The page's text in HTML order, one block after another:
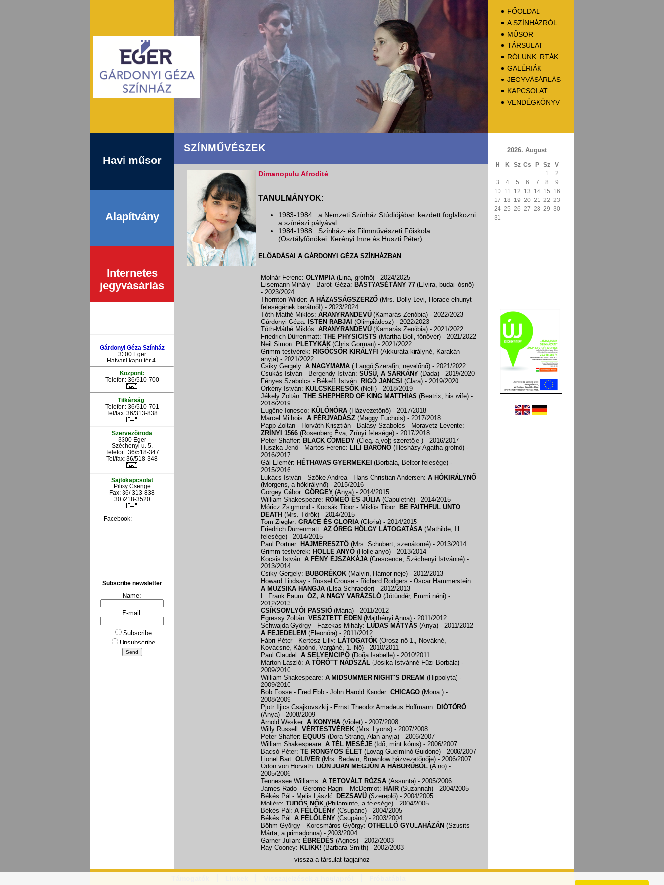
FŐOLDAL
A SZÍNHÁZRÓL
MŰSOR
TÁRSULAT
RÓLUNK ÍRTÁK
GALÉRIÁK
JEGYVÁSÁRLÁS
KAPCSOLAT
VENDÉGKÖNYV
Havi műsor
Alapítvány
Internetes
jegyvásárlás
Gárdonyi Géza Színház
3300 Eger
Hatvani kapu tér 4.
Központ:
Telefon: 36/510-700
Titkárság:
Telefon: 36/510-701
Tel/fax: 36/313-838
Szervezőiroda
3300 Eger
Széchenyi u. 5.
Telefon: 36/518-347
Tel/fax: 36/518-348
Sajtókapcsolat
Pilisy Csenge
Fax: 36/ 313-838
30 /218-3520
Facebook:
Subscribe newsletter
Name:
E-mail:
Subscribe
Unsubscribe
SZÍNMŰVÉSZEK
Dimanopulu Afrodité
TANULMÁNYOK:
1983-1984 a Nemzeti Színház Stúdiójában kezdett foglalkozni
a színészi pályával
1984-1988 Színház- és Filmművészeti Főiskola
(Osztályfőnökei: Kerényi Imre és Huszti Péter)
ELŐADÁSAI A GÁRDONYI GÉZA SZÍNHÁZBAN
Molnár Ferenc: OLYMPIA (Lina, grófnő) - 2024/2025
Eisemann Mihály - Baróti Géza: BÁSTYASÉTÁNY 77 (Elvira, budai jósnő)
- 2023/2024
Thornton Wilder: A HÁZASSÁGSZERZŐ (Mrs. Dolly Levi, Horace elhunyt
feleségének barátnőI) - 2023/2024
Tóth-Máthé Miklós: ARANYRANDEVÚ (Kamarás Zenóbia) - 2022/2023
Gárdonyi Géza: ISTEN RABJAI (Olimpiádesz) - 2022/2023
Tóth-Máthé Miklós: ARANYRANDEVÚ (Kamarás Zenóbia) - 2021/2022
Friedrich Dürrenmatt: THE PHYSICISTS (Martha Boll, főnővér) - 2021/2022
Neil Simon: PLETYKÁK (Chris Gorman) - 2021/2022
Grimm testvérek: RIGÓCSŐR KIRÁLYFI (Akkuráta királyné, Karakán
anyja) - 2021/2022
Csiky Gergely: A NAGYMAMA ( Langó Szerafin, nevelőnő) - 2021/2022
Csukás István - Bergendy István: SÜSÜ, A SÁRKÁNY (Dada) - 2019/2020
Fényes Szabolcs - Békeffi István: RIGÓ JANCSI (Clara) - 2019/2020
Örkény István: KULCSKERESŐK (Nelli) - 2018/2019
Jékely Zoltán: THE SHEPHERD OF KING MATTHIAS (Beatrix, his wife) -
2018/2019
Eugčne Ionesco: KÜLÖNÓRA (Házvezetőnő) - 2017/2018
Marcel Mithois: A FÉRJVADÁSZ (Maggy Fuchois) - 2017/2018
Papp Zoltán - Horváth Krisztián - Balásy Szabolcs - Moravetz Levente:
ZRÍNYI 1566 (Rosenberg Éva, Zrínyi felesége) - 2017/2018
Peter Shaffer: BLACK COMEDY (Clea, a volt szeretője ) - 2016/2017
Huszka Jenő - Martos Ferenc: LILI BÁRÓNŐ (Illésházy Agatha grófnő) -
2016/2017
Gál Elemér: HÉTHAVAS GYERMEKEI (Borbála, Bélbor felesége) -
2015/2016
Lukács István - Szőke Andrea - Hans Christian Andersen: A HÓKIRÁLYNŐ
(Morgens, a hókirálynő) - 2015/2016
Görgey Gábor: GÖRGEY (Anya) - 2014/2015
William Shakespeare: RÓMEÓ ÉS JÚLIA (Capuletné) - 2014/2015
Móricz Zsigmond - Kocsák Tibor - Miklós Tibor: BE FAITHFUL UNTO
DEATH (Mrs. Török) - 2014/2015
Tom Ziegler: GRACE ÉS GLORIA (Gloria) - 2014/2015
Friedrich Dürrenmatt: AZ ÖREG HÖLGY LÁTOGATÁSA (Mathilde, Ill
felesége) - 2014/2015
Paul Portner: HAJMERESZTŐ (Mrs. Schubert, szenátorné) - 2013/2014
Grimm testvérek: HOLLE ANYÓ (Holle anyó) - 2013/2014
Kocsis István: A FÉNY ÉJSZAKÁJA (Crescence, Széchenyi Istvánné) -
2013/2014
Csiky Gergely: BUBORÉKOK (Malvin, Hámor neje) - 2012/2013
Howard Lindsay - Russel Crouse - Richard Rodgers - Oscar Hammerstein:
A MUZSIKA HANGJA (Elsa Schraeder) - 2012/2013
L. Frank Baum: ÓZ, A NAGY VARÁZSLÓ (Jótündér, Emmi néni) -
2012/2013
CSÍKSOMLYÓI PASSIÓ (Mária) - 2011/2012
Egressy Zoltán: VESZTETT ÉDEN (Majthényi Anna) - 2011/2012
Schwajda György - Fazekas Mihály: LUDAS MÁTYÁS (Anya) - 2011/2012
A FEJEDELEM (Eleonóra) - 2011/2012
Fábri Péter - Kertész Lilly: LÁTOGATÓK (Orosz nő 1., Novákné,
Kovácsné, Kápónő, Vargáné, 1. Nő) - 2010/2011
Paul Claudel: A SELYEMCIPŐ (Doña Isabelle) - 2010/2011
Márton László: A TÖRÖTT NÁDSZÁL (Jósika Istvánné Füzi Borbála) -
2009/2010
William Shakespeare: A MIDSUMMER NIGHT'S DREAM (Hippolyta) -
2009/2010
Bob Fosse - Fred Ebb - John Harold Kander: CHICAGO (Mona ) -
2008/2009
Pjotr Iljics Csajkovszkij - Ernst Theodor Amadeus Hoffmann: DIÓTÖRŐ
(Anya) - 2008/2009
Arnold Wesker: A KONYHA (Violet) - 2007/2008
Willy Russell: VÉRTESTVÉREK (Mrs. Lyons) - 2007/2008
Peter Shaffer: EQUUS (Dora Strang, Alan anyja) - 2006/2007
William Shakespeare: A TÉL MESÉJE (Idő, mint kórus) - 2006/2007
Bacsó Péter: TE RONGYOS ÉLET (Lovag Guelmínó Guidóné) - 2006/2007
Lionel Bart: OLIVER (Mrs. Bedwin, Brownlow házvezetőnője) - 2006/2007
Ödön von Horváth: DON JUAN MEGJÖN A HÁBORÚBÓL (A nő) -
2005/2006
Tennessee Williams: A TETOVÁLT RÓZSA (Assunta) - 2005/2006
James Rado - Gerome Ragni - McDermot: HAIR (Suzannah) - 2004/2005
Békés Pál - Melis László: DEZSAVÜ (Szereplő) - 2004/2005
Molière: TUDÓS NŐK (Philaminte, a felesége) - 2004/2005
Békés Pál: A FÉLŐLÉNY (Csupánc) - 2004/2005
Békés Pál: A FÉLŐLÉNY (Csupánc) - 2003/2004
Böhm György - Korcsmáros György: OTHELLÓ GYULAHÁZÁN (Szusits
Márta, a primadonna) - 2003/2004
Garner Julian: ÉBREDÉS (Agnes) - 2002/2003
Ray Cooney: KLIKK! (Barbara Smith) - 2002/2003
vissza a társulat tagjaihoz
2026. August
H K Sz Cs P Sz
V
1
2
3
4 5 6 7 8
9
10 11 12 13 14 15 16
17 18 19 20 21 22 23
24 25 26 27 28 29 30
31